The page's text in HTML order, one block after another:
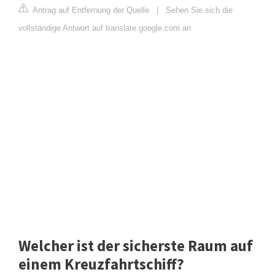
Antrag auf Entfernung der Quelle | Sehen Sie sich die
vollständige Antwort auf translate.google.com an
Welcher ist der sicherste Raum auf
einem Kreuzfahrtschiff?